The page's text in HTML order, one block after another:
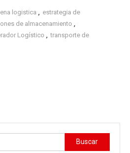
logistica
estrategia de
de almacenamiento
Logístico
transporte de
Buscar: